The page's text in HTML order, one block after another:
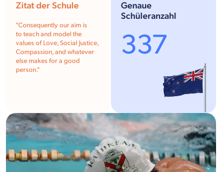
Zitat der Schule
"Consequently our aim is
to teach and model the
values of Love, Social Justice,
Compassion, and whatever
else makes for a good
person."
Genaue
Schüleranzahl
337